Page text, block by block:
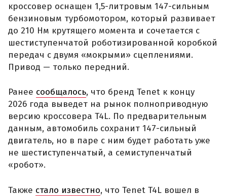
кроссовер оснащен 1,5-литровым 147-сильным
бензиновым турбомотором, который развивает
до 210 Нм крутящего момента и сочетается с
шестиступенчатой роботизированной коробкой
передач с двумя «мокрыми» сцеплениями.
Привод — только передний.
Ранее сообщалось, что бренд Tenet к концу
2026 года выведет на рынок полноприводную
версию кроссовера T4L. По предварительным
данным, автомобиль сохранит 147-сильный
двигатель, но в паре с ним будет работать уже
не шестиступенчатый, а семиступенчатый
«робот».
Также стало известно, что Tenet T4L вошел в